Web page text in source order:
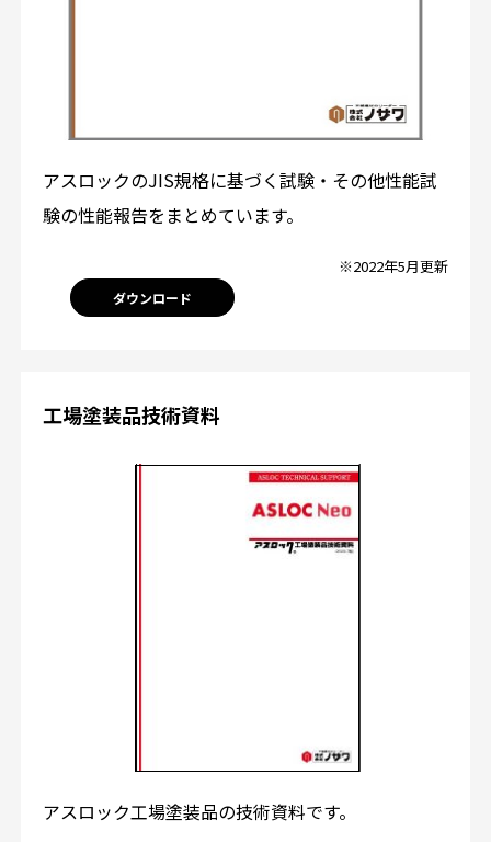
アスロックのJIS規格に基づく試験・その他性能試
験の性能報告をまとめています。
※2022年5月更新
ダウンロード
工場塗装品技術資料
アスロック工場塗装品の技術資料です。